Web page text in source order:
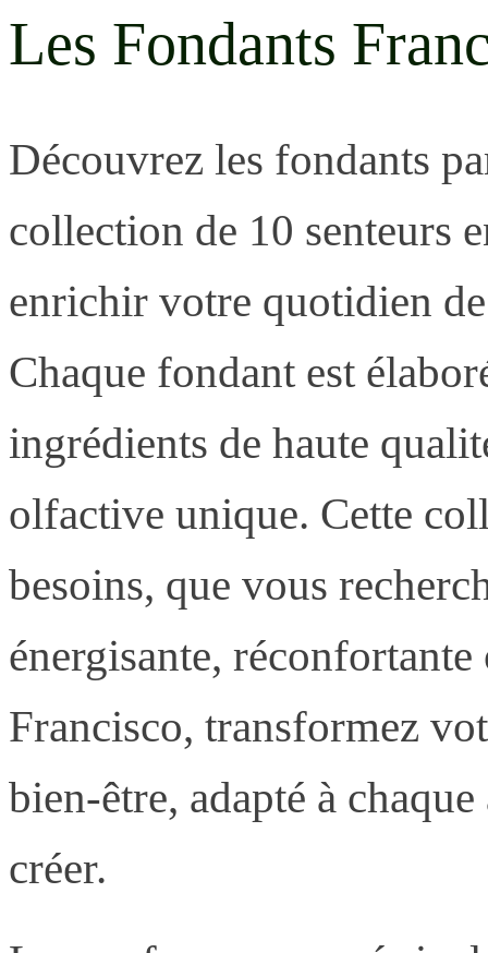
Les Fondants
Découvrez les fondants
collection de 10 senteurs
enrichir votre quotidien
Chaque fondant est
ingrédients de haute
olfactive unique. Cette
besoins, que vous
énergisante,
Francisco, transformez
bien-être, adapté à
créer.